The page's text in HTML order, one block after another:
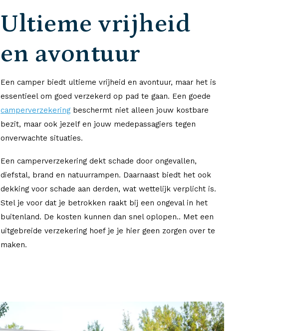
Ultieme vrijheid
en avontuur
Een camper biedt ultieme vrijheid en avontuur, maar het is
essentieel om goed verzekerd op pad te gaan. Een goede
camperverzekeringbeschermt niet alleen jouw kostbare
bezit, maar ook jezelf en jouw medepassagiers tegen
onverwachte situaties.
Een camperverzekering dekt schade door ongevallen,
diefstal, brand en natuurrampen. Daarnaast biedt het ook
dekking voor schade aan derden, wat wettelijk verplicht is.
Stel je voor dat je betrokken raakt bij een ongeval in het
buitenland. De kosten kunnen dan snel oplopen.. Met een
uitgebreide verzekering hoef je je hier geen zorgen over te
maken.